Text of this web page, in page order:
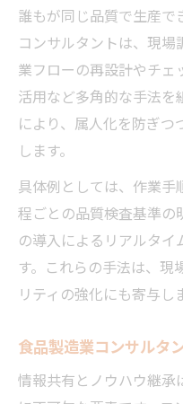
誰もが同じ品質で生産で
コンサルタントは、現
業フローの再設計やチェ
活用など多角的な手法を
により、属人化を防ぎ
します。
具体例としては、作業手
程ごとの品質検査基準の
の導入によるリアルタイ
す。これらの手法は、現
リティの強化にも寄与し
食品製造業コンサルタ
情報共有とノウハウ継承